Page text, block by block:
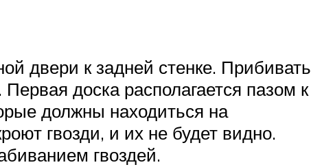
двери к задней стенке. Прибивать
доска располагается пазом к
должны находиться на
гвозди, и их не будет видно.
гвоздей.